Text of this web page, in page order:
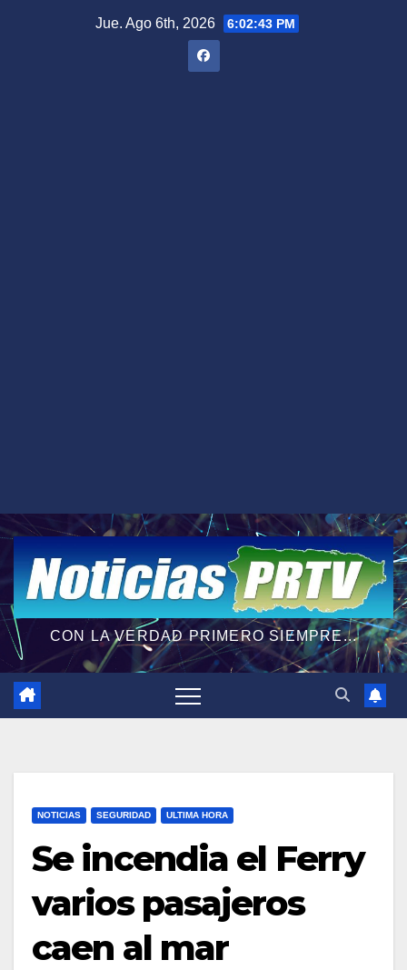
Jue. Ago 6th, 2026 6:02:43 PM
CON LA VERDAD PRIMERO SIEMPRE...
NOTICIAS SEGURIDAD ULTIMA HORA
Se incendia el Ferry
varios pasajeros
caen al mar